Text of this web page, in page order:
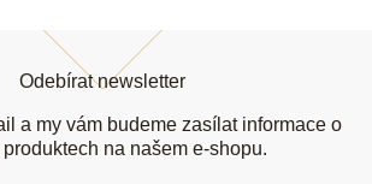
Odebírat newsletter
a my vám budeme zasílat informace o
na našem e-shopu.